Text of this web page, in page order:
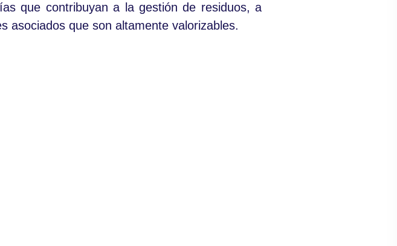
que contribuyan a la gestión de residuos, a
asociados que son altamente valorizables.